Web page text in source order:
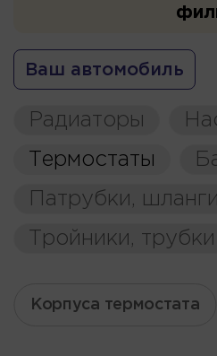
Ваш автомобиль
Радиаторы
Термостаты
Патрубки, шланги
Тройники, трубки
Корпуса термостата